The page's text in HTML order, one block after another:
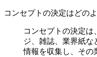
コンセプトの決定はどの
コンセプトの決定は
ジ、雑誌、業界紙
情報を収集し、その